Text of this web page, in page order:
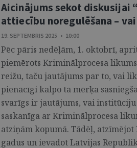
Aicinājums sekot diskusijai
attiecību noregulēšana –
19. SEPTEMBRIS 2025 • 10:00
Pēc pāris nedēļām, 1. oktobrī,
piemērots Kriminālprocesa
reižu, taču jautājums par to, vai
pienācīgi kalpo tā mērķa
svarīgs ir jautājums, vai
saskanīga ar Kriminālprocesa
atziņām kopumā. Tādēļ,
gadus un ievadot Latvijas